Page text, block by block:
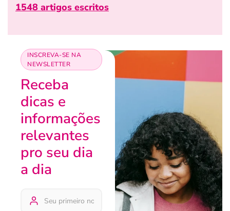
1548 artigos escritos
INSCREVA-SE NA
NEWSLETTER
Receba
dicas e
informações
relevantes
pro seu dia
a dia